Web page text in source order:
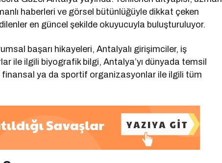
haberleri ve görsel bütünlüğüyle dikkat çeken
en güncel şekilde okuyucuyla buluşturuluyor.
başarı hikayeleri, Antalyalı girişimciler, iş
ile ilgili biyografik bilgi, Antalya’yı dünyada temsil
ya da sportif organizasyonlar ile ilgili tüm